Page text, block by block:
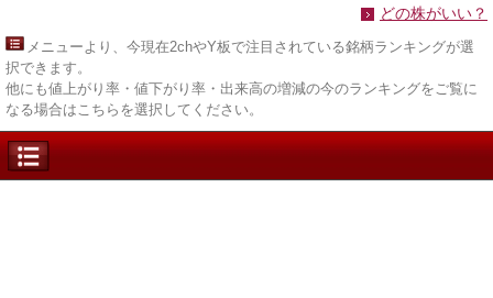
どの株がいい？
メニューより、今現在2chやY板で注目されている銘柄ランキングが選
択できます。
他にも値上がり率・値下がり率・出来高の増減の今のランキングをご覧に
なる場合はこちらを選択してください。